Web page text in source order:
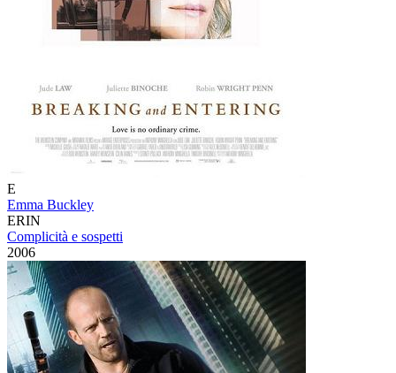
E
Emma Buckley
ERIN
Complicità e sospetti
2006